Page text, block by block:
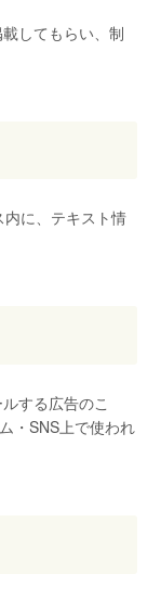
してもらい、制
に、テキスト情
する広告のこ
・SNS上で使われ